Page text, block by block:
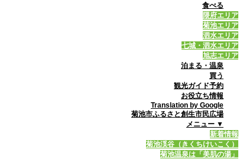
食べる
隈府エリア
菊池エリア
泗水エリア
七城・泗水エリア
旭志エリア
泊まる・温泉
買う
観光ガイド予約
お役立ち情報
Translation by Google
菊池市ふるさと創生市民広場
メニュー ▼
新着情報
菊池渓谷（きくちけいこく）
菊池温泉は「美肌の湯」